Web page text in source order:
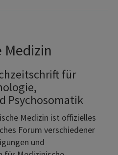
Medizin
für
Psychosomatik
Medizin ist offizielles
Forum verschiedener
und